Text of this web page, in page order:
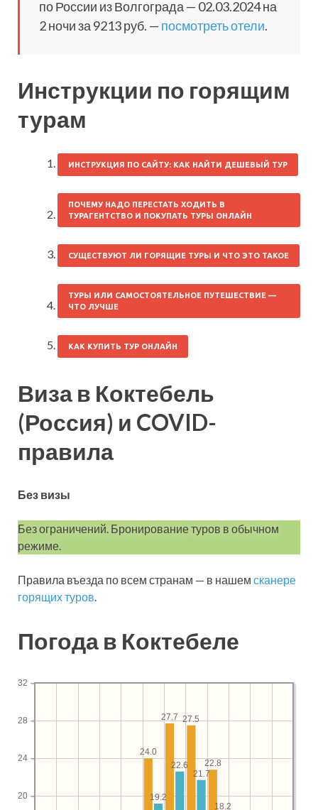
по России из Волгограда — 02.03.2024 на
2 ночи за 9213 руб. — посмотреть отели.
Инструкции по горящим
турам
ИНСТРУКЦИЯ ПО САЙТУ: КАК НАЙТИ ДЕШЕВЫЙ ТУР
ПОЧЕМУ НАДО ПЕРЕСТАТЬ ХОДИТЬ В
ТУРАГЕНТСТВО И ПОКУПАТЬ ТУРЫ ОНЛАЙН
СУЩЕСТВУЮТ ЛИ ГОРЯЩИЕ ТУРЫ И ЧТО ЭТО ТАКОЕ
ТУРЫ ИЛИ САМОСТОЯТЕЛЬНОЕ ПУТЕШЕСТВИЕ —
ЧТО ЛУЧШЕ
КАК КУПИТЬ ТУР ОНЛАЙН
Виза в Коктебель
(Россия) и COVID-
правила
Без визы
Без ограничений. Бронирование туров в обычном
режиме.
Правила въезда по всем странам — в нашем сканере
горящих туров.
Погода в Коктебеле